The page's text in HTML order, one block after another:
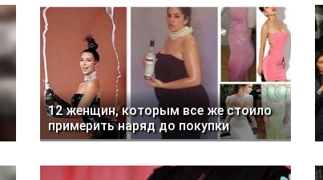
12 женщин, которым все же стоило
примерить наряд до покупки